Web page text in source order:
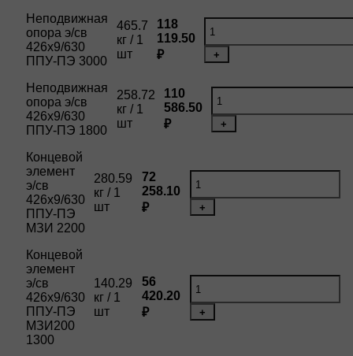
Неподвижная
опора э/св
426х9/630
ППУ-ПЭ 3000
465.7
кг / 1
шт
118
119.50
₽
+
Неподвижная
опора э/св
426х9/630
ППУ-ПЭ 1800
258.72
кг / 1
шт
110
586.50
₽
+
Концевой
элемент
э/св
426х9/630
ППУ-ПЭ
МЗИ 2200
280.59
кг / 1
шт
72
258.10
₽
+
Концевой
элемент
э/св
426х9/630
ППУ-ПЭ
МЗИ200
1300
140.29
кг / 1
шт
56
420.20
₽
+